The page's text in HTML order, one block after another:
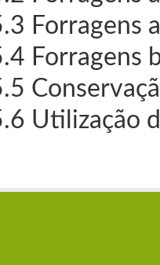
Forragens
Forragens
Utilização